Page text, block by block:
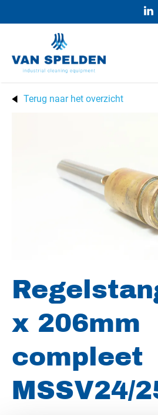
Terug naar het overzicht
x 206mm
compleet
MSSV24/